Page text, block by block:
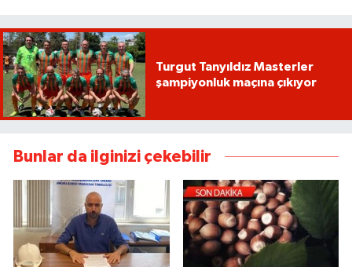
Turgut Tanyıldız Masterler
şampiyonluk maçına çıkıyor
Bunlar da ilginizi çekebilir